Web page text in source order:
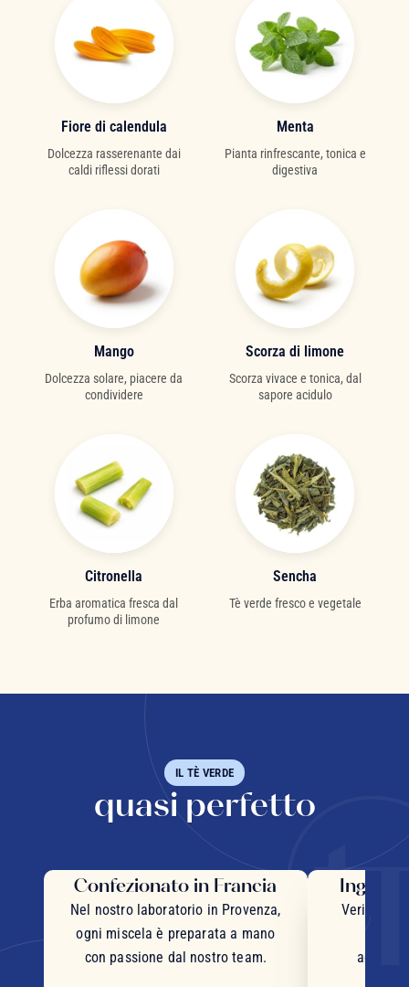
Fiore di calendula
Dolcezza rasserenante dai
caldi riflessi dorati
Menta
Pianta rinfrescante, tonica e
digestiva
Mango
Dolcezza solare, piacere da
condividere
Scorza di limone
Scorza vivace e tonica, dal
sapore acidulo
Citronella
Erba aromatica fresca dal
profumo di limone
Sencha
Tè verde fresco e vegetale
IL TÈ VERDE
quasi perfetto
Confezionato in Francia
Nel nostro laboratorio in Provenza,
ogni miscela è preparata a mano
con passione dal nostro team.
Veri pezzi